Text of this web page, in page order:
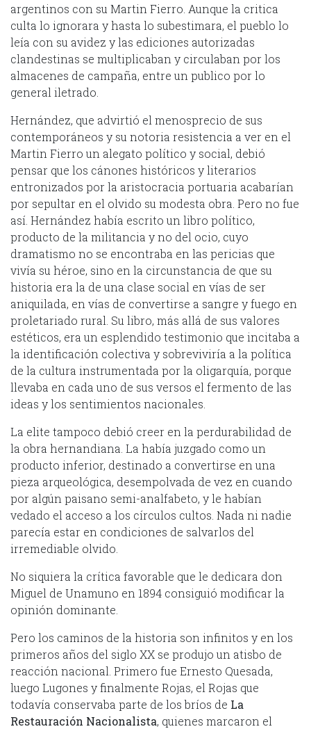
argentinos con su Martin Fierro. Aunque la critica
culta lo ignorara y hasta lo subestimara, el pueblo lo
leía con su avidez y las ediciones autorizadas
clandestinas se multiplicaban y circulaban por los
almacenes de campaña, entre un publico por lo
general iletrado.
Hernández, que advirtió el menosprecio de sus
contemporáneos y su notoria resistencia a ver en el
Martin Fierro un alegato político y social, debió
pensar que los cánones históricos y literarios
entronizados por la aristocracia portuaria acabarían
por sepultar en el olvido su modesta obra. Pero no fue
así. Hernández había escrito un libro político,
producto de la militancia y no del ocio, cuyo
dramatismo no se encontraba en las pericias que
vivía su héroe, sino en la circunstancia de que su
historia era la de una clase social en vías de ser
aniquilada, en vías de convertirse a sangre y fuego en
proletariado rural. Su libro, más allá de sus valores
estéticos, era un esplendido testimonio que incitaba a
la identificación colectiva y sobreviviría a la política
de la cultura instrumentada por la oligarquía, porque
llevaba en cada uno de sus versos el fermento de las
ideas y los sentimientos nacionales.
La elite tampoco debió creer en la perdurabilidad de
la obra hernandiana. La había juzgado como un
producto inferior, destinado a convertirse en una
pieza arqueológica, desempolvada de vez en cuando
por algún paisano semi-analfabeto, y le habían
vedado el acceso a los círculos cultos. Nada ni nadie
parecía estar en condiciones de salvarlos del
irremediable olvido.
No siquiera la crítica favorable que le dedicara don
Miguel de Unamuno en 1894 consiguió modificar la
opinión dominante.
Pero los caminos de la historia son infinitos y en los
primeros años del siglo XX se produjo un atisbo de
reacción nacional. Primero fue Ernesto Quesada,
luego Lugones y finalmente Rojas, el Rojas que
todavía conservaba parte de los bríos de La
Restauración Nacionalista, quienes marcaron el